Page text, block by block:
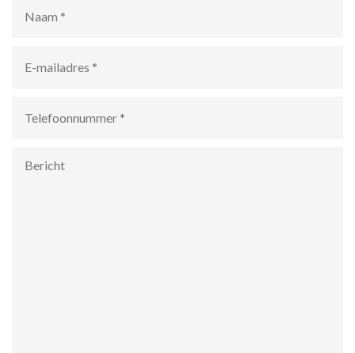
mailadres *